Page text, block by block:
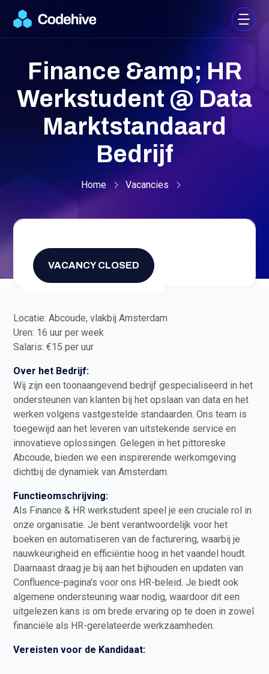
Finance &amp; HR
Werkstudent @ Data
Marktstandaard
Bedrijf
Home Vacancies
Parttime,
15- /hour
VACANCY CLOSED
Locatie: Abcoude, vlakbij Amsterdam
Uren: 16 uur per week
Salaris: €15 per uur
Over het Bedrijf:
Wij zijn een toonaangevend bedrijf gespecialiseerd in het
ondersteunen van klanten bij het opslaan van data en het
werken volgens vastgestelde standaarden. Ons team is
toegewijd aan het leveren van uitstekende service en
innovatieve oplossingen. Gelegen in het pittoreske
Abcoude, bieden we een inspirerende werkomgeving
dichtbij de dynamiek van Amsterdam.
Functieomschrijving:
Als Finance & HR werkstudent speel je een cruciale rol in
onze organisatie. Je bent verantwoordelijk voor het
boeken en automatiseren van de facturering, waarbij je
nauwkeurigheid en efficiëntie hoog in het vaandel houdt.
Daarnaast draag je bij aan het bijhouden en updaten van
Confluence-pagina's voor ons HR-beleid. Je biedt ook
algemene ondersteuning waar nodig, waardoor dit een
uitgelezen kans is om brede ervaring op te doen in zowel
financiële als HR-gerelateerde werkzaamheden.
Vereisten voor de Kandidaat: